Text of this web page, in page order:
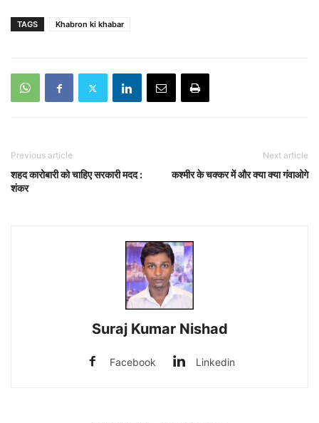
TAGS Khabron ki khabar
Previous article
शहद कारोबारी को चाहिए सरकारी मदद :
शंकर
Next article
कश्मीर के चक्कर में और क्या क्या गंवाओगे
Suraj Kumar Nishad
Facebook Linkedin